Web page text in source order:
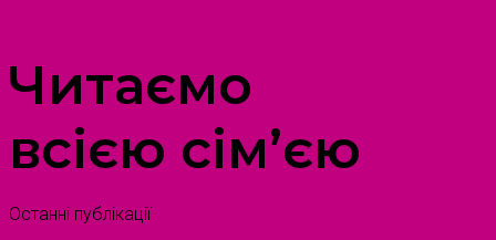
Читаємо
всією сім’єю
Останні публікації